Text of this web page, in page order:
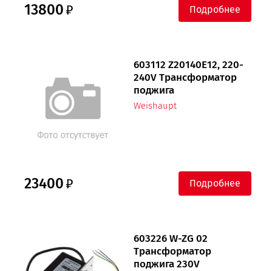
13800 Подробнее
603112 Z20140E12, 220-
240V Трансформатор
поджига
Weishaupt
23400 Подробнее
603226 W-ZG 02
Трансформатор
поджига 230V